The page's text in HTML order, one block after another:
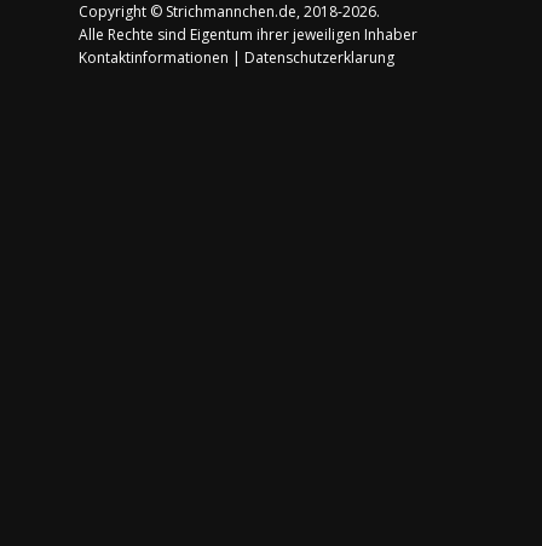
Copyright © Strichmannchen.de, 2018-2026.
Alle Rechte sind Eigentum ihrer jeweiligen Inhaber
Kontaktinformationen | Datenschutzerklarung